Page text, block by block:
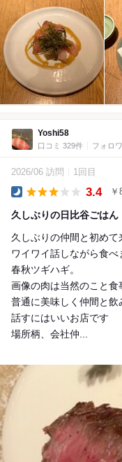
Yoshi58
口コミ 329件 フォロ
2026/06 訪問 1回目
3.4
久しぶりの日比谷ごはん
久しぶりの仲間と初めて
ワイワイ話しながら食べ
春秋ツギハギ。
画像の肉は当然のこと食
普通に美味しく仲間と飲
話すにはいいお店です
場所柄、会社仲...